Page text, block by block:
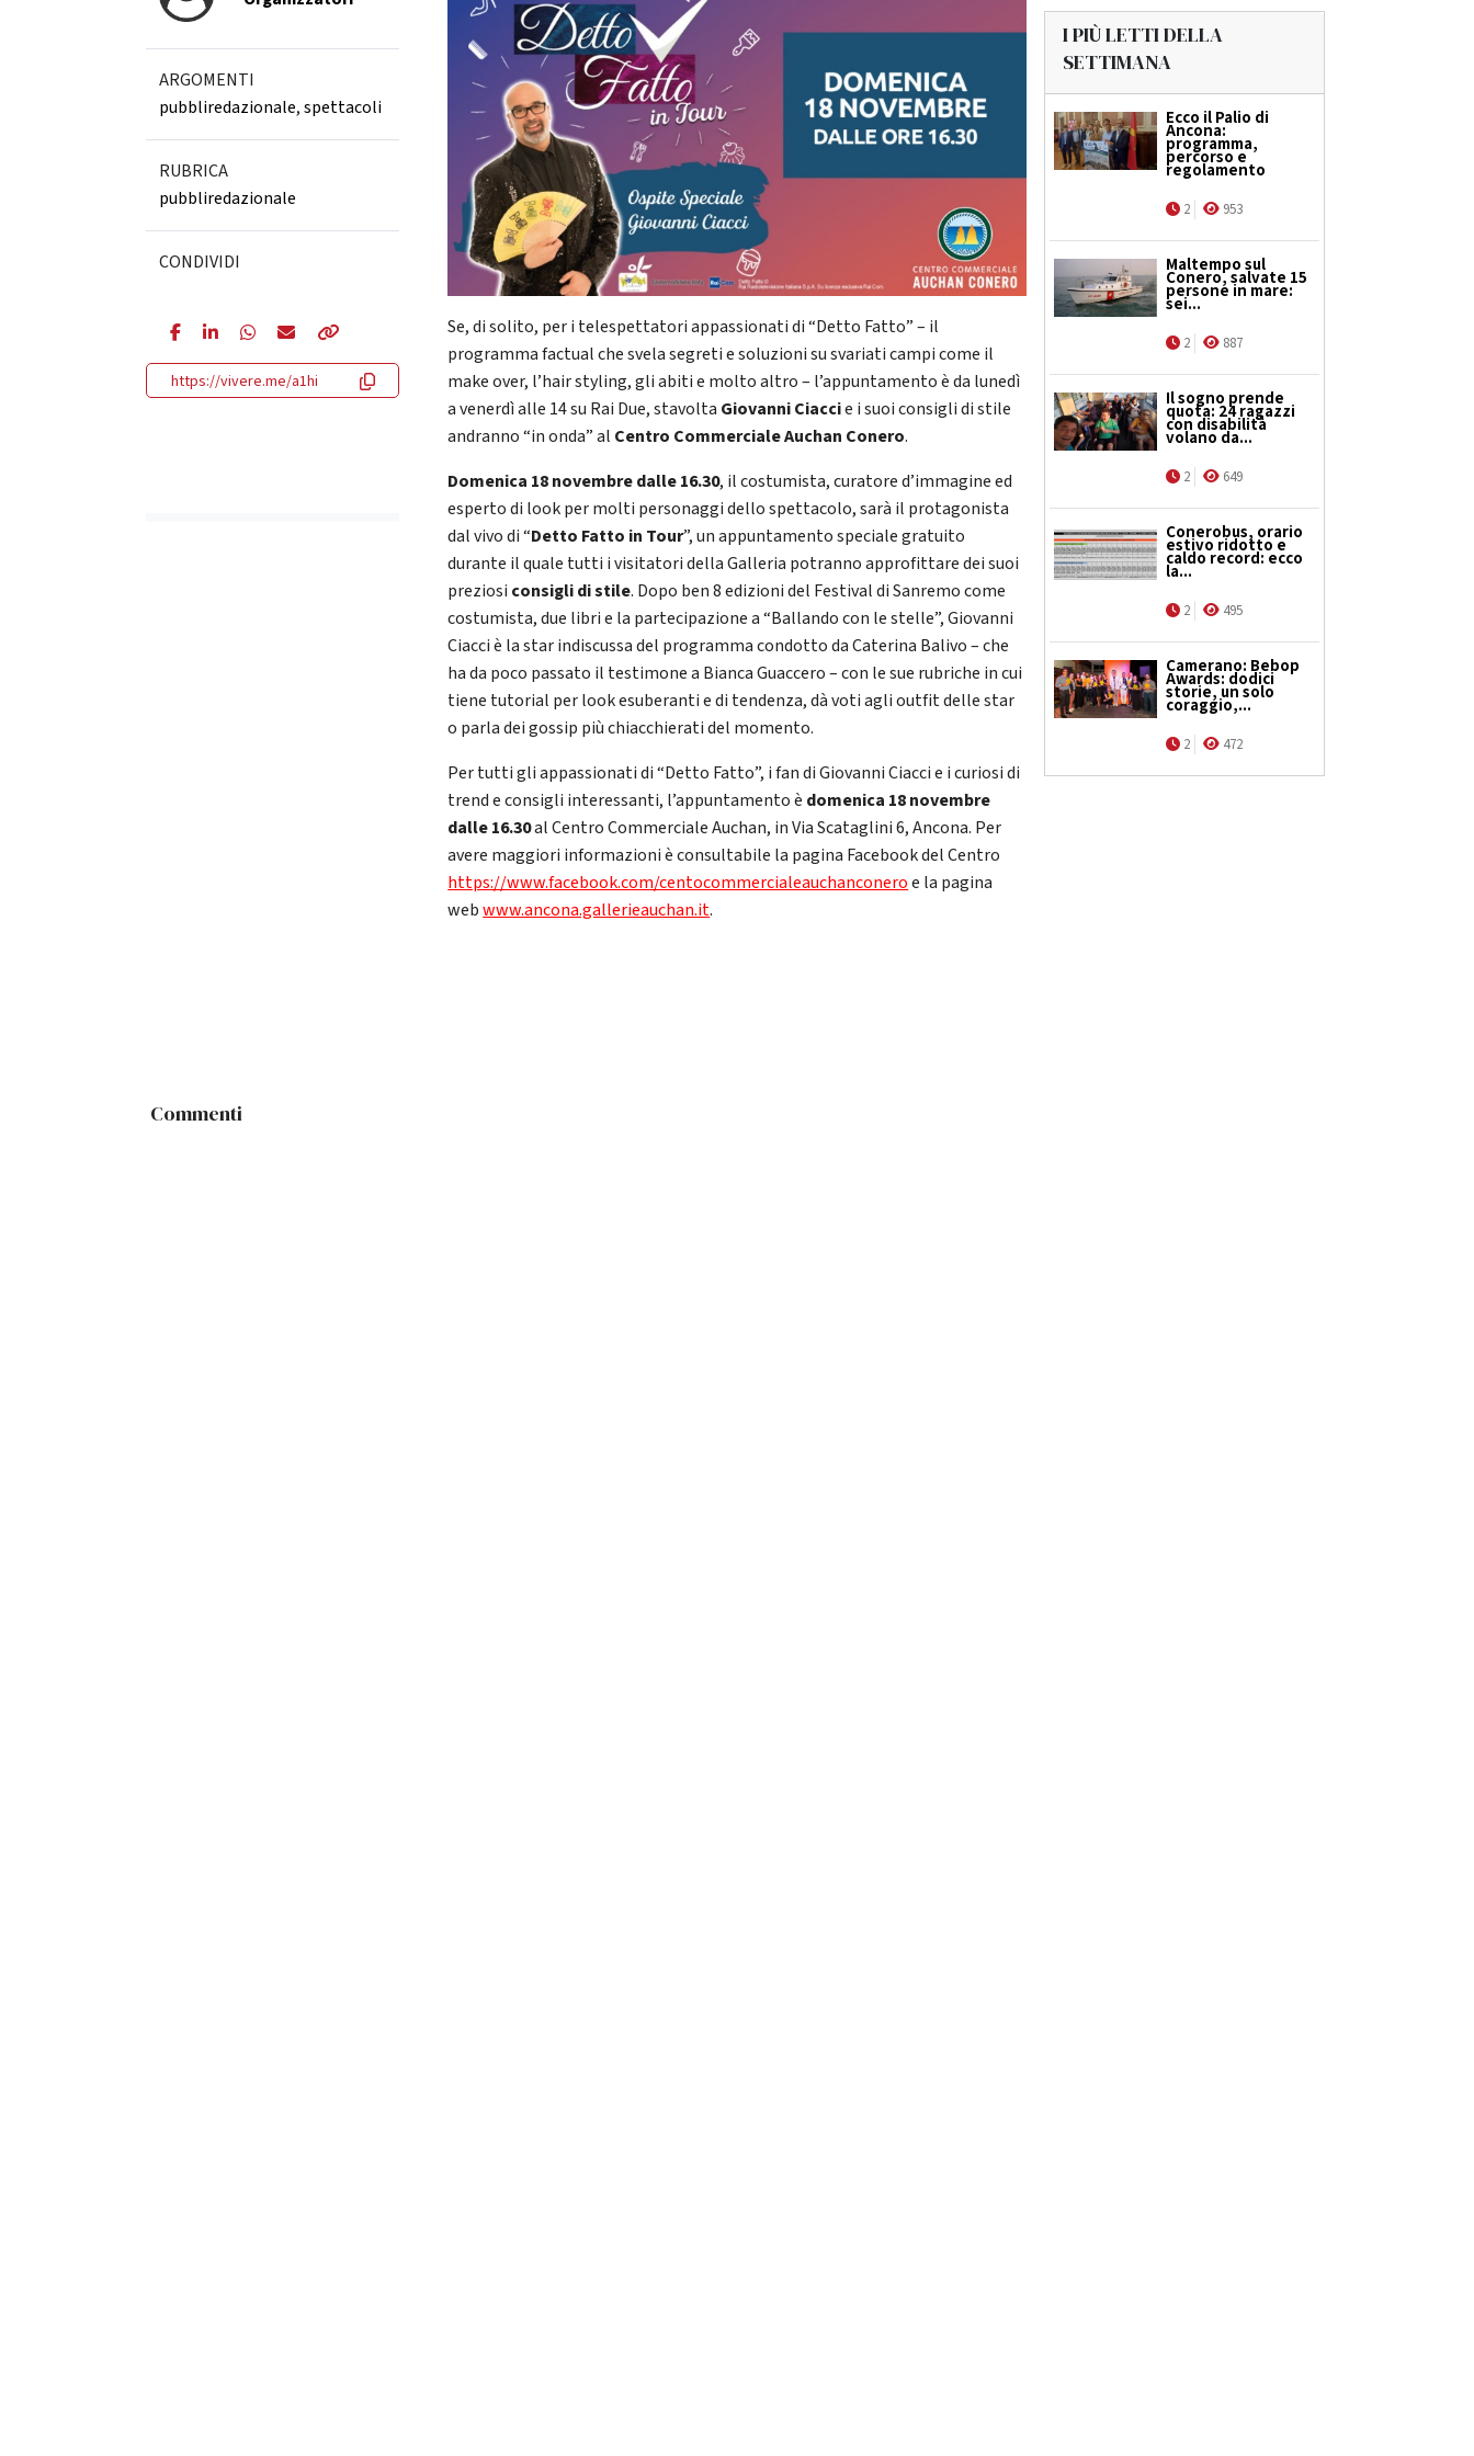
ARGOMENTI
pubbliredazionale,spettacoli
RUBRICA
pubbliredazionale
CONDIVIDI
https://vivere.me/a1hi
Se, di solito, per i telespettatori appassionati di “Detto Fatto” – il
programma factual che svela segreti e soluzioni su svariati campi come il
make over, l’hair styling, gli abiti e molto altro – l’appuntamento è da lunedì
a venerdì alle 14 su Rai Due, stavolta Giovanni Ciaccie i suoi consigli di stile
andranno “in onda” al Centro Commerciale Auchan Conero.
Domenica 18 novembre dalle 16.30, il costumista, curatore d’immagine ed
esperto di look per molti personaggi dello spettacolo, sarà il protagonista
dal vivo di “Detto Fatto in Tour”, un appuntamento speciale gratuito
durante il quale tutti i visitatori della Galleria potranno approfittare dei suoi
preziosi consigli di stile. Dopo ben 8 edizioni del Festival di Sanremo come
costumista, due libri e la partecipazione a “Ballando con le stelle”, Giovanni
Ciacci è la star indiscussa del programma condotto da Caterina Balivo – che
ha da poco passato il testimone a Bianca Guaccero – con le sue rubriche in cui
tiene tutorial per look esuberanti e di tendenza, dà voti agli outfit delle star
o parla dei gossip più chiacchierati del momento.
Per tutti gli appassionati di “Detto Fatto”, i fan di Giovanni Ciacci e i curiosi di
trend e consigli interessanti, l’appuntamento è domenica 18 novembre
dalle 16.30al Centro Commerciale Auchan, in Via Scataglini 6, Ancona. Per
avere maggiori informazioni è consultabile la pagina Facebook del Centro
https://www.facebook.com/centocommercialeauchanconeroe la pagina
webwww.ancona.gallerieauchan.it.
I PIÙ LETTI DELLA
SETTIMANA
Ecco il Palio di
Ancona:
programma,
percorso e
regolamento
2 953
Maltempo sul
Conero, salvate 15
persone in mare:
sei...
2 887
Il sogno prende
quota: 24 ragazzi
con disabilità
volano da...
2 649
Conerobus, orario
estivo ridotto e
caldo record: ecco
la...
2 495
Camerano: Bebop
Awards: dodici
storie, un solo
coraggio,...
2 472
Commenti